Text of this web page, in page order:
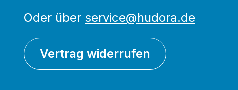
Oder über service@hudora.de
Vertrag widerrufen